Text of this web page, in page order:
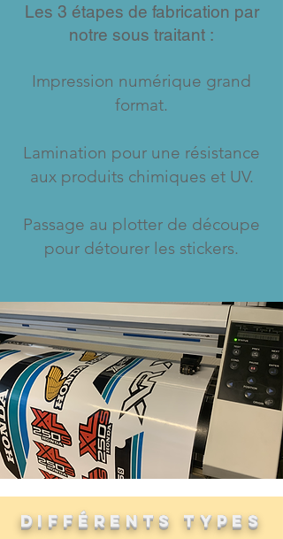
Les 3 étapes de fabrication par
notre sous traitant :
Impression numérique grand
format.
Lamination pour une résistance
aux produits chimiques et UV​.
Passage au plotter de découpe
pour détourer les stickers.
différents Types